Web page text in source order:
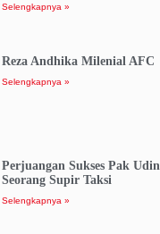
Selengkapnya »
Reza Andhika Milenial AFC
Selengkapnya »
Perjuangan Sukses Pak Udin
Seorang Supir Taksi
Selengkapnya »